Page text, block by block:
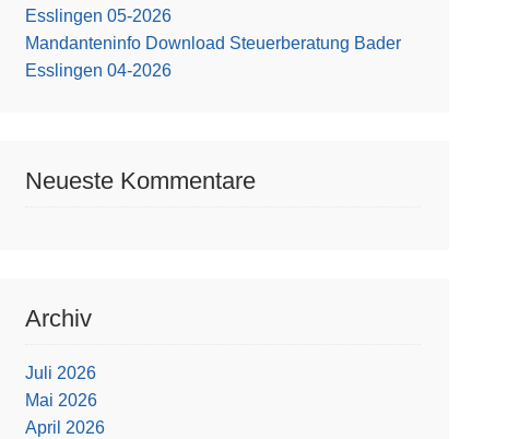
Esslingen 05-2026
Mandanteninfo Download Steuerberatung Bader
Esslingen 04-2026
Neueste Kommentare
Archiv
Juli 2026
Mai 2026
April 2026